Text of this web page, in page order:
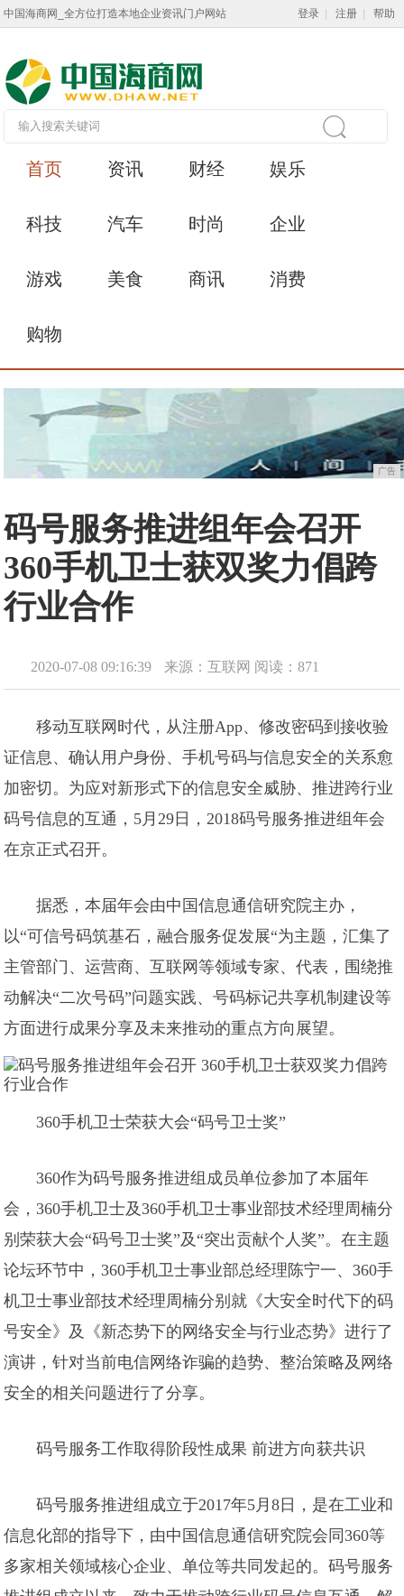
中国海商网_全方位打造本地企业资讯门户网站 登录 注册 帮助
首页 资讯 财经 娱乐
科技 汽车 时尚 企业
游戏 美食 商讯 消费
购物
广告
码号服务推进组年会召开
360手机卫士获双奖力倡跨
行业合作
2020-07-08 09:16:39 来源：互联网 阅读：871
移动互联网时代，从注册App、修改密码到接收验
证信息、确认用户身份、手机号码与信息安全的关系愈
加密切。为应对新形式下的信息安全威胁、推进跨行业
码号信息的互通，5月29日，2018码号服务推进组年会
在京正式召开。
据悉，本届年会由中国信息通信研究院主办，
以“可信号码筑基石，融合服务促发展“为主题，汇集了
主管部门、运营商、互联网等领域专家、代表，围绕推
动解决“二次号码”问题实践、号码标记共享机制建设等
方面进行成果分享及未来推动的重点方向展望。
360手机卫士荣获大会“码号卫士奖”
360作为码号服务推进组成员单位参加了本届年
会，360手机卫士及360手机卫士事业部技术经理周楠分
别荣获大会“码号卫士奖”及“突出贡献个人奖”。在主题
论坛环节中，360手机卫士事业部总经理陈宁一、360手
机卫士事业部技术经理周楠分别就《大安全时代下的码
号安全》及《新态势下的网络安全与行业态势》进行了
演讲，针对当前电信网络诈骗的趋势、整治策略及网络
安全的相关问题进行了分享。
码号服务工作取得阶段性成果 前进方向获共识
码号服务推进组成立于2017年5月8日，是在工业和
信息化部的指导下，由中国信息通信研究院会同360等
多家相关领域核心企业、单位等共同发起的。码号服务